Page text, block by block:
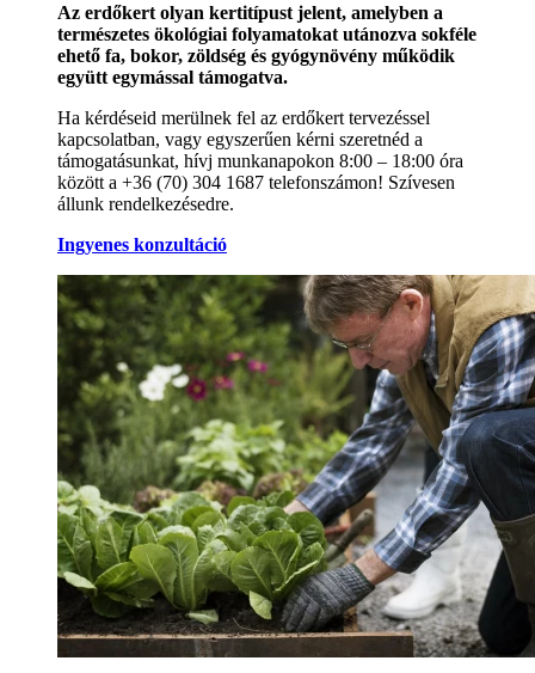
Az erdőkert olyan kertitípust jelent, amelyben a
természetes ökológiai folyamatokat utánozva sokféle
ehető fa, bokor, zöldség és gyógynövény működik
együtt egymással támogatva.
Ha kérdéseid merülnek fel az erdőkert tervezéssel
kapcsolatban, vagy egyszerűen kérni szeretnéd a
támogatásunkat, hívj munkanapokon 8:00 – 18:00 óra
között a +36 (70) 304 1687 telefonszámon! Szívesen
állunk rendelkezésedre.
Ingyenes konzultáció